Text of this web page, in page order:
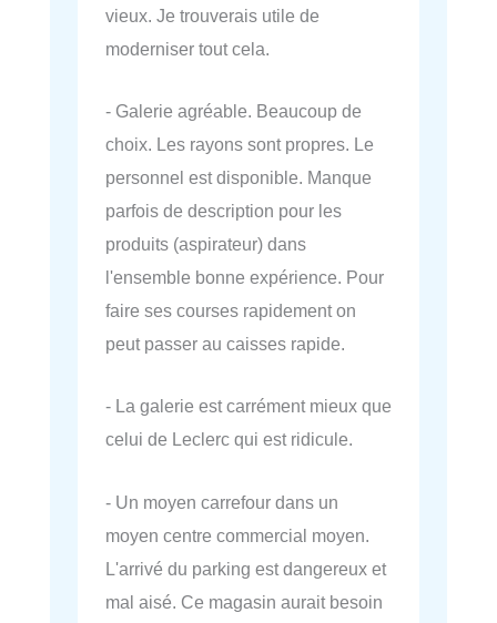
vieux. Je trouverais utile de
moderniser tout cela.
- Galerie agréable. Beaucoup de
choix. Les rayons sont propres. Le
personnel est disponible. Manque
parfois de description pour les
produits (aspirateur) dans
l'ensemble bonne expérience. Pour
faire ses courses rapidement on
peut passer au caisses rapide.
- La galerie est carrément mieux que
celui de Leclerc qui est ridicule.
- Un moyen carrefour dans un
moyen centre commercial moyen.
L'arrivé du parking est dangereux et
mal aisé. Ce magasin aurait besoin